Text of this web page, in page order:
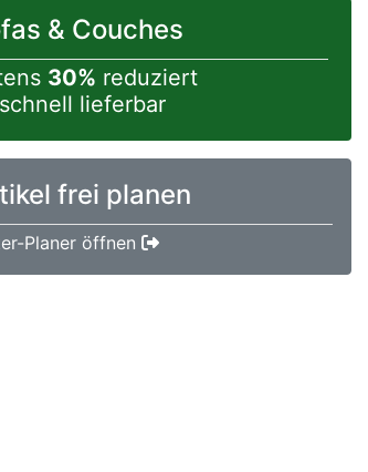
& Couches
30% reduziert
lieferbar
frei planen
Planer öffnen